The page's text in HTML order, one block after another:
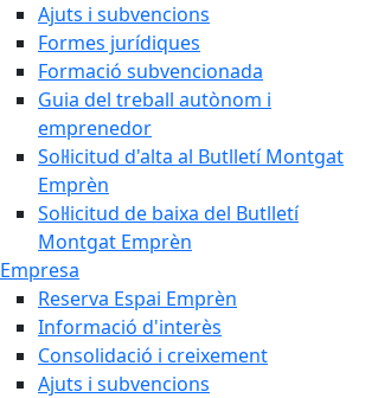
Ajuts i subvencions
Formes jurídiques
Formació subvencionada
Guia del treball autònom i
emprenedor
Sol·licitud d'alta al Butlletí Montgat
Emprèn
Sol·licitud de baixa del Butlletí
Montgat Emprèn
Empresa
Reserva Espai Emprèn
Informació d'interès
Consolidació i creixement
Ajuts i subvencions